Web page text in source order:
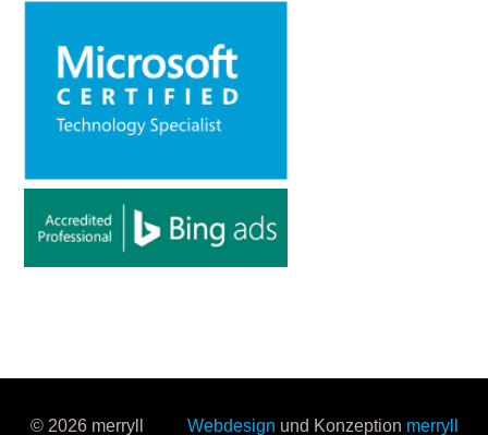
© 2026 merryll Webdesign und Konzeption merryll